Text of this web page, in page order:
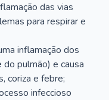
das vias
para respirar e
inflamação dos
pulmão) e causa
coriza e febre;
infeccioso